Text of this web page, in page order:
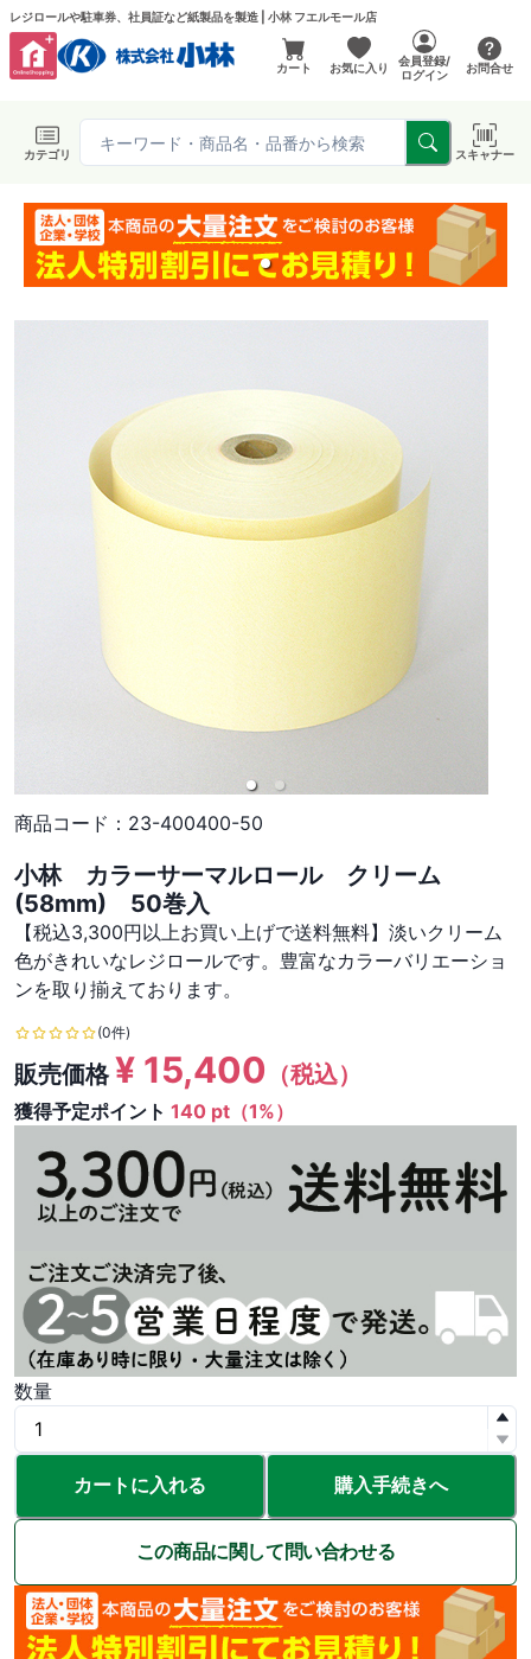
レジロールや駐車券、社員証など紙製品を製造 | 小林 フエルモール店
カート お気に入り
会員登録/
ログイン
お問合せ
カテゴリ スキャナー
商品コード： 23-400400-50
小林 カラーサーマルロール クリーム
(58mm) 50巻入
【税込3,300円以上お買い上げで送料無料】淡いクリーム
色がきれいなレジロールです。豊富なカラーバリエーショ
ンを取り揃えております。
(0件)
販売価格¥ 15,400 （税込）
獲得予定ポイント 140 pt（1%）
数量
カートに入れる 購入手続きへ
この商品に関して問い合わせる